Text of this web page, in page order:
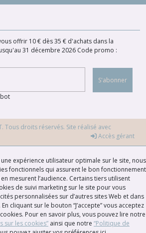
offrir 10 € dès 35 € d'achats dans la
31 décembre 2026 Code promo :
S'abonner
Tous droits réservés. Site réalisé avec
Accès gérant
expérience utilisateur optimale sur le site, nous
fonctionnels qui assurent le bon fonctionnement
mesurent l’audience. Certains tiers utilisent
de suivi marketing sur le site pour vous
personnalisées sur d’autres sites Web et dans
cliquant sur le bouton “J’accepte” vous acceptez
Pour en savoir plus, vous pouvez lire notre
sur les cookies” ainsi que notre “Politique de